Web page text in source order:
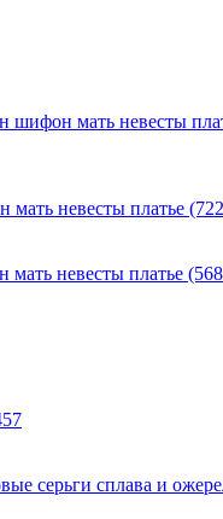
шифон мать невесты
невесты платье
невесты платье
серьги сплава и